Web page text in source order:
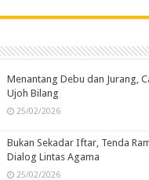
Menantang Debu dan Jurang,
Ujoh Bilang
25/02/2026
Bukan Sekadar Iftar, Tenda
Dialog Lintas Agama
25/02/2026